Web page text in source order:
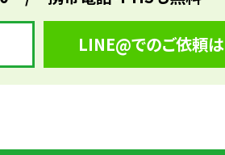
LINE@でのご依頼は